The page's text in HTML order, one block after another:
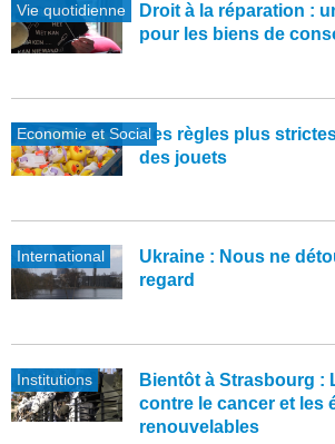
Vie quotidienne
Droit à la réparation :
pour les biens de
Economie et SocialDes règles plus
des jouets
International
Ukraine : Nous ne
regard
Institutions
Bientôt à Strasbourg :
contre le cancer et les
renouvelables